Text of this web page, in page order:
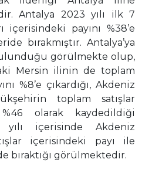
Antalya 2023 yılı ilk 7
içerisindeki payını %38’e
bırakmıştır. Antalya’ya
görülmekte olup,
Mersin ilinin de toplam
%8’e çıkardığı, Akdeniz
toplam satışlar
olarak kaydedildiği
içerisinde Akdeniz
içerisindeki payı ile
bıraktığı görülmektedir.